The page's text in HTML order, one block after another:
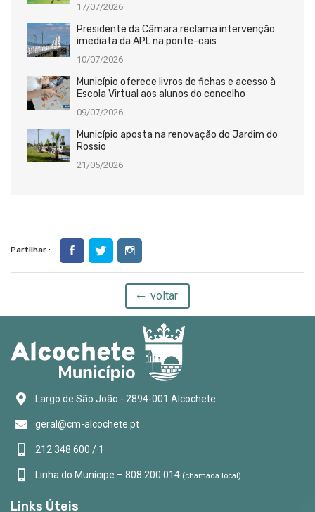
17/07/2026
Presidente da Câmara reclama intervenção
imediata da APL na ponte-cais
10/07/2026
Município oferece livros de fichas e acesso à
Escola Virtual aos alunos do concelho
09/07/2026
Município aposta na renovação do Jardim do
Rossio
21/05/2026
Partilhar :
voltar
Largo de São João - 2894-001 Alcochete
geral@cm-alcochete.pt
212 348 600 / 1
Linha do Munícipe – 808 200 014 (chamada local)
Links Úteis